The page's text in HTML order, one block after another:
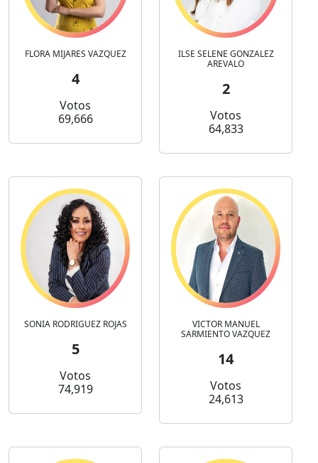
FLORA MIJARES VAZQUEZ
4
Votos
69,666
ILSE SELENE GONZALEZ
AREVALO
2
Votos
64,833
SONIA RODRIGUEZ ROJAS
5
Votos
74,919
VICTOR MANUEL
SARMIENTO VAZQUEZ
14
Votos
24,613